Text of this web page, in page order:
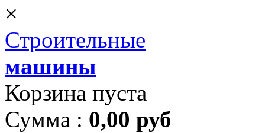
×
Строительные
машины
Корзина пуста
Сумма : 0,00 руб